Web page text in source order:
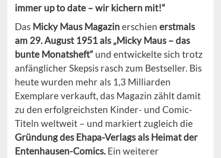
immer up to date – wir kichern mit!“
Das Micky Maus Magazinerschien erstmals
am 29. August 1951 als „Micky Maus – das
bunte Monatsheft“ und entwickelte sich trotz
anfänglicher Skepsis rasch zum Bestseller. Bis
heute wurden mehr als 1,3 Milliarden
Exemplare verkauft, das Magazin zählt damit
zu den erfolgreichsten Kinder- und Comic-
Titeln weltweit – und markiert zugleich die
Gründung des Ehapa-Verlags als Heimat der
Entenhausen-Comics. Ein weiterer